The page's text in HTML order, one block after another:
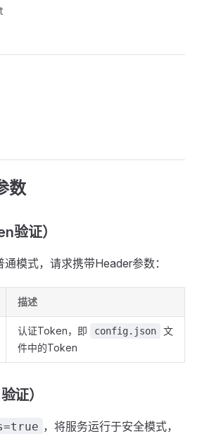
数
验证）
模式，请求携带Header参数：
描述
认证Token，即 config.json
文
件中的Token
证）
，将服务运行于安全模式，